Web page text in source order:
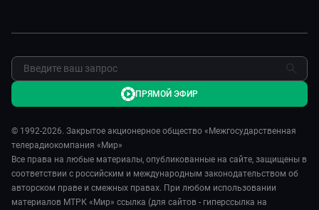
© 1992-2026. Закрытое акционерное общество «Межгосударственная
телерадиокомпания «Мир»
Все права на любые материалы, опубликованные на сайте, защищены в
соответствии с российским и международным законодательством об
авторском праве и смежных правах. При любом использовании
материалов МТРК «Мир» ссылка (для сайтов - гиперссылка на
ПРЯМОЙ ЭФИР